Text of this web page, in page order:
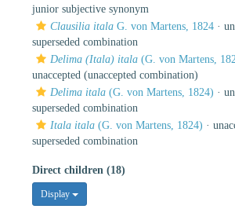
junior subjective synonym
Clausilia itala G. von Martens, 1824 ·
superseded combination
Delima (Itala) itala (G. von Martens,
unaccepted (unaccepted combination)
Delima itala (G. von Martens, 1824) ·
superseded combination
Itala itala (G. von Martens, 1824) ·
superseded combination
Direct children (18)
Display